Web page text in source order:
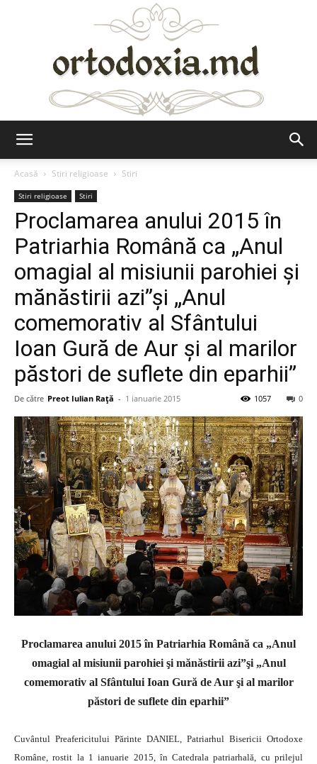
Acasă
Stiri religioase Stiri
Stiri religioase Stiri
Proclamarea anului 2015 în
Patriarhia Română ca „Anul
omagial al misiunii parohiei şi
mănăstirii azi”şi „Anul
comemorativ al Sfântului
Ioan Gură de Aur şi al marilor
păstori de suflete din eparhii”
De către Preot Iulian Raţă - 1 ianuarie 2015 0
1057
Proclamarea anului 2015 în Patriarhia Română ca „Anul
omagial al misiunii parohiei şi mănăstirii azi”şi „Anul
comemorativ al Sfântului Ioan Gură de Aur şi al marilor
păstori de suflete din eparhii”
Cuvântul Preafericitului Părinte DANIEL, Patriarhul Bisericii Ortodoxe
Române, rostit la 1 ianuarie 2015, în Catedrala patriarhală, cu prilejul